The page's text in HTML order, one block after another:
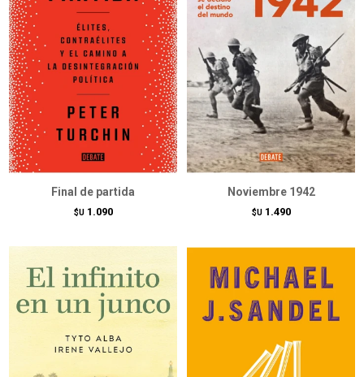
Final de partida
$U 1.090
Noviembre 1942
$U 1.490